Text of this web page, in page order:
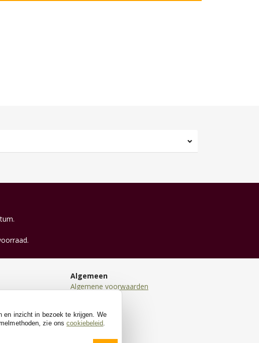
Algemeen
Algemene voorwaarden
Cookies
en inzicht in bezoek te krijgen. We
zie onscookiebeleid